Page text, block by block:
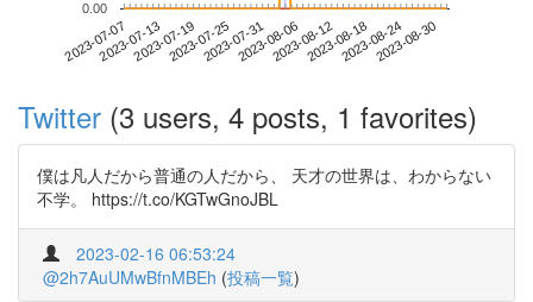
2023-07-072023-07-132023-07-192023-07-252023-07-312023-08-062023-08-122023-08-182023-08-242023-08-30
0.00
Twitter (3 users, 4 posts, 1 favorites)
僕は凡人だから普通の人だから、 天才の世界は、わからない
不学。 https://t.co/KGTwGnoJBL
2023-02-16 06:53:24
@2h7AuUMwBfnMBEh (投稿一覧)